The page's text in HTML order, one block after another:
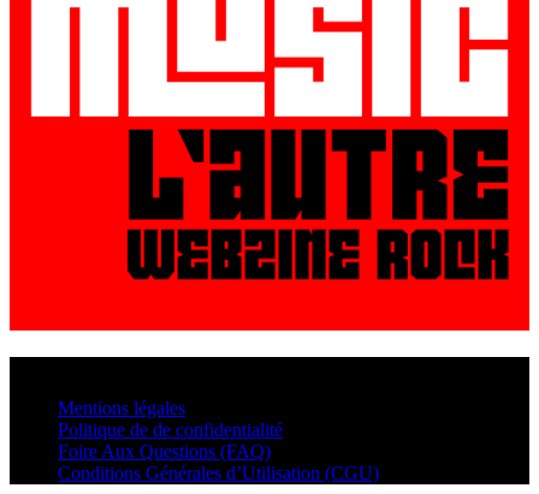
Mentions légales
Politique de de confidentialité
Foire Aux Questions (FAQ)
Conditions Générales d’Utilisation (CGU)